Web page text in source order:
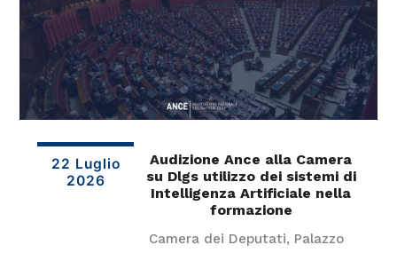
22 Luglio
2026
Audizione Ance alla Camera
su Dlgs utilizzo dei sistemi di
Intelligenza Artificiale nella
formazione
Camera dei Deputati, Palazzo